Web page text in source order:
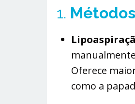
1.
Oferece
como a